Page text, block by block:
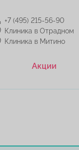
+7 (495) 215-56-90
Клиника в Отрадном
Клиника в Митино
Акции